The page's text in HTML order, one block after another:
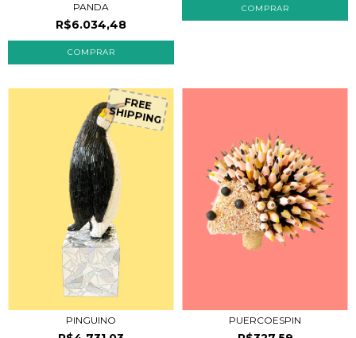
PANDA
R$6.034,48
FREE
SHIPPING
PINGUINO PUERCOESPIN